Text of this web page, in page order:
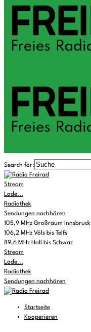
Search for:
Stream
Lade...
Radiothek
Sendungen nachhören
105,9 MHz Großraum Innsbruck
106,2 MHz Völs bis Telfs
89,6 MHz Hall bis Schwaz
Stream
Lade...
Radiothek
Sendungen nachhören
Startseite
Kooperieren